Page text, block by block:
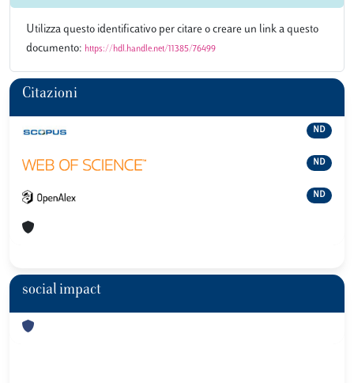
Utilizza questo identificativo per citare o creare un link a questo
documento: https://hdl.handle.net/11385/76499
Citazioni
ND
ND
ND
social impact